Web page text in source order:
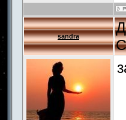
sandra